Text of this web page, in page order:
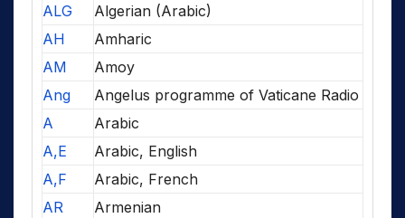
ALG
Algerian (Arabic)
AH
Amharic
AM
Amoy
Ang
Angelus programme of Vaticane Radio
A
Arabic
A,E
Arabic, English
A,F
Arabic, French
AR
Armenian